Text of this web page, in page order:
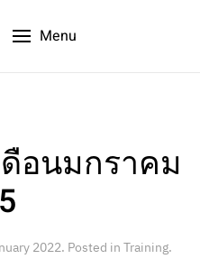
Menu
อนมกราคม
2022. Posted in Training.